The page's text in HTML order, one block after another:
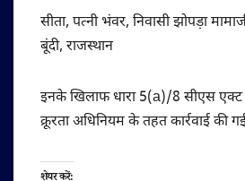
सीता, पत्नी भंवर, निवासी झोपड़ा
बूंदी, राजस्थान
इनके खिलाफ धारा 5(a)/8 सीएस
क्रूरता अधिनियम के तहत कार्रवाई की